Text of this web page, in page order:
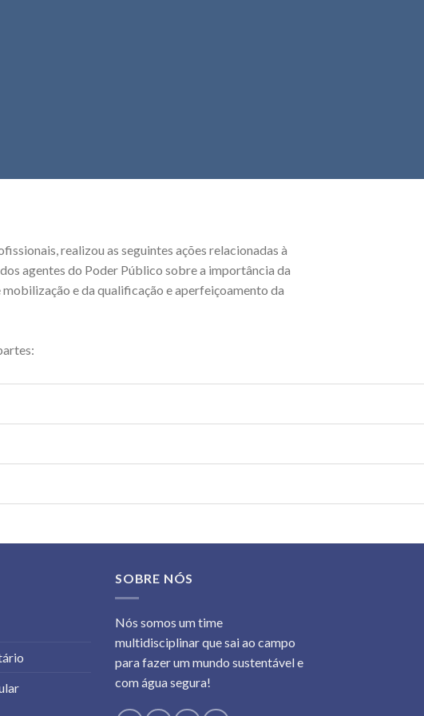
realizou as seguintes ações relacionadas à
agentes do Poder Público sobre a importância da
e da qualificação e aperfeiçoamento da
SOBRE NÓS
Nós somos um time
multidisciplinar que sai ao campo
para fazer um mundo sustentável e
com água segura!